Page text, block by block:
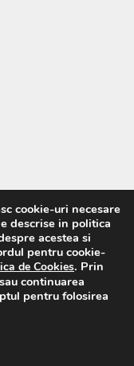
cookie-uri necesare
descrise in politica
acestea si
pentru cookie-
de Cookies. Prin
continuarea
pentru folosirea